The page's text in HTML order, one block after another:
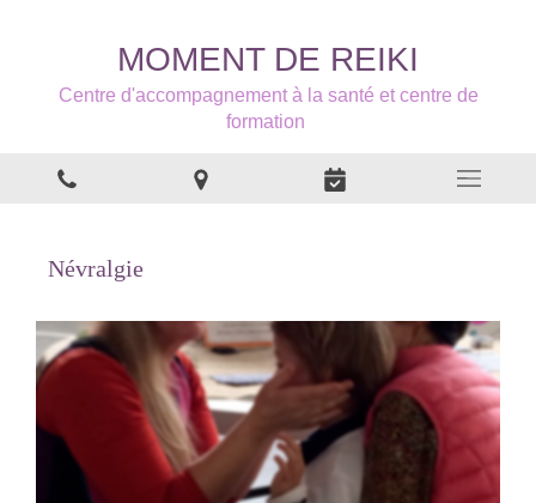
MOMENT DE REIKI
Centre d'accompagnement à la santé et centre de
formation
Névralgie